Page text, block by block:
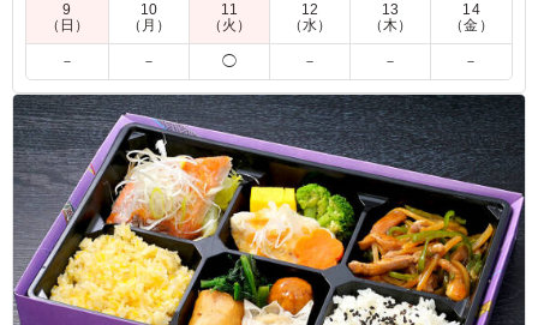
9
（日）
10
（月）
11
（火）
12
（水）
13
（木）
14
（金）
－ － ◯ － － －